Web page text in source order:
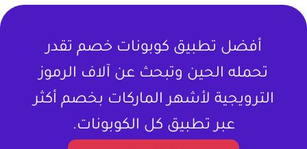
أفضل تطبيق كوبونات خصم تقدر
تحمله الحين وتبحث عن آلاف الرموز
الترويجية لأشهر الماركات بخصم أكثر
عبر تطبيق كل الكوبونات.